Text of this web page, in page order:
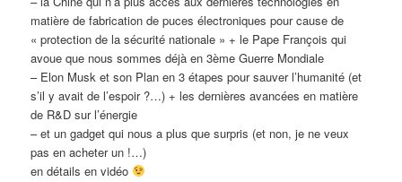
matière de fabrication de puces électroniques pour cause de
« protection de la sécurité nationale » + le Pape François qui
avoue que nous sommes déjà en 3ème Guerre Mondiale
– Elon Musk et son Plan en 3 étapes pour sauver l’humanité (et
s’il y avait de l’espoir ?…) + les dernières avancées en matière
de R&D sur l’énergie
– et un gadget qui nous a plus que surpris (et non, je ne veux
pas en acheter un !…)
en détails en vidéo